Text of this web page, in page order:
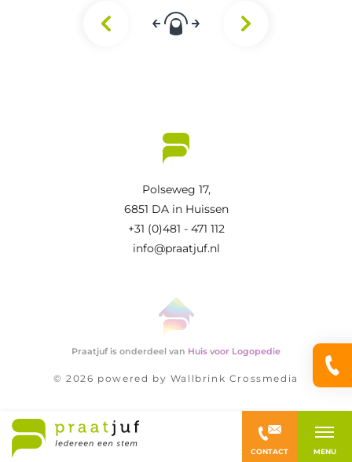
Polseweg 17,
6851 DA in Huissen
+31 (0)481 - 471 112
info@praatjuf.nl
Praatjuf is onderdeel van Huis voor Logopedie
© 2026 powered by Wallbrink Crossmedia
CONTACT MENU